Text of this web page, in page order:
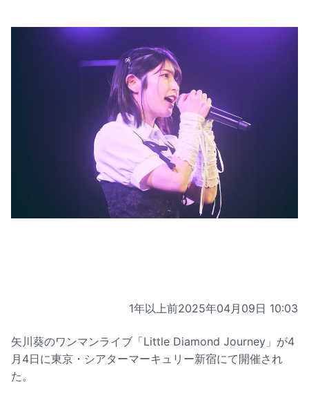
1年以上前2025年04月09日 10:03
矢川葵のワンマンライブ「Little Diamond Journey」が4
月4日に東京・シアターマーキュリー新宿にて開催され
た。